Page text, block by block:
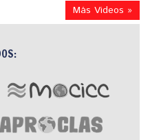
Más Videos »